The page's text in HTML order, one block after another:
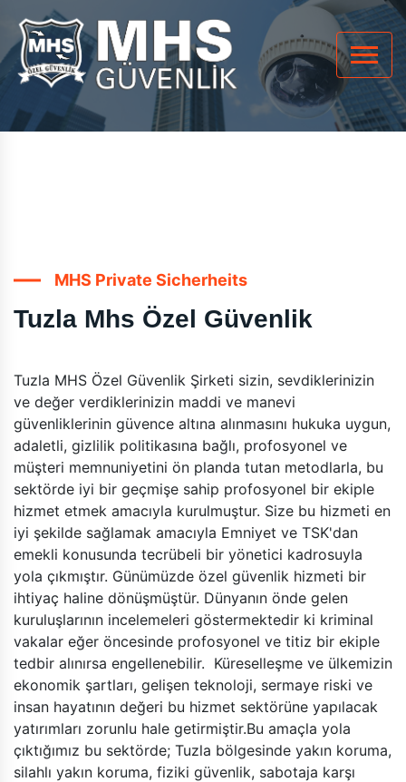
MHS Private Sicherheits
Tuzla Mhs Özel Güvenlik
Tuzla MHS Özel Güvenlik Şirketi sizin, sevdiklerinizin
ve değer verdiklerinizin maddi ve manevi
güvenliklerinin güvence altına alınmasını hukuka uygun,
adaletli, gizlilik politikasına bağlı, profosyonel ve
müşteri memnuniyetini ön planda tutan metodlarla, bu
sektörde iyi bir geçmişe sahip profosyonel bir ekiple
hizmet etmek amacıyla kurulmuştur. Size bu hizmeti en
iyi şekilde sağlamak amacıyla Emniyet ve TSK'dan
emekli konusunda tecrübeli bir yönetici kadrosuyla
yola çıkmıştır. Günümüzde özel güvenlik hizmeti bir
ihtiyaç haline dönüşmüştür. Dünyanın önde gelen
kuruluşlarının incelemeleri göstermektedir ki kriminal
vakalar eğer öncesinde profosyonel ve titiz bir ekiple
tedbir alınırsa engellenebilir. Küreselleşme ve ülkemizin
ekonomik şartları, gelişen teknoloji, sermaye riski ve
insan hayatının değeri bu hizmet sektörüne yapılacak
yatırımları zorunlu hale getirmiştir.Bu amaçla yola
çıktığımız bu sektörde; Tuzla bölgesinde yakın koruma,
silahlı yakın koruma, fiziki güvenlik, sabotaja karşı